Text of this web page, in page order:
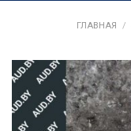
ГЛАВНАЯ /